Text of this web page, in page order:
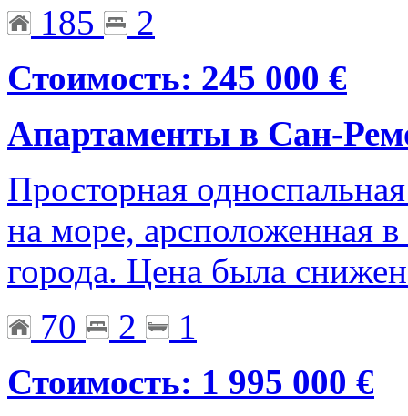
185
2
Стоимость: 245 000 €
Апартаменты в Сан-
Просторная
на море, арсположенная
города. Цена была
70
2
1
Стоимость: 1 995 000 €